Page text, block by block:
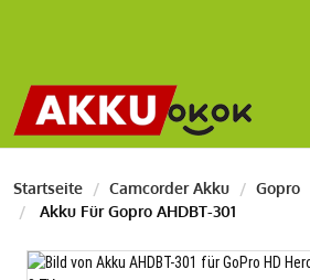
Startseite Camcorder Akku
Gopro
Akku Für Gopro AHDBT-301